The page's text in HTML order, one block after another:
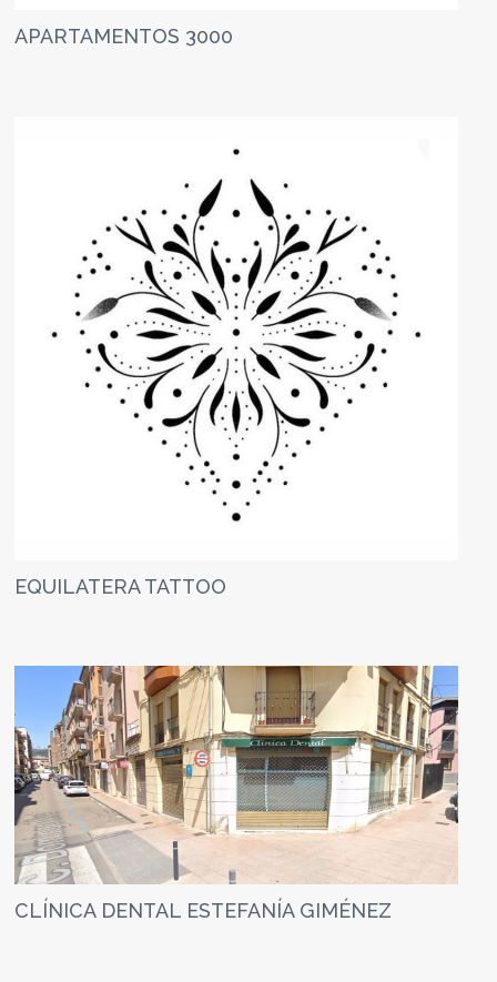
APARTAMENTOS 3000
EQUILATERA TATTOO
CLÍNICA DENTAL ESTEFANÍA GIMÉNEZ